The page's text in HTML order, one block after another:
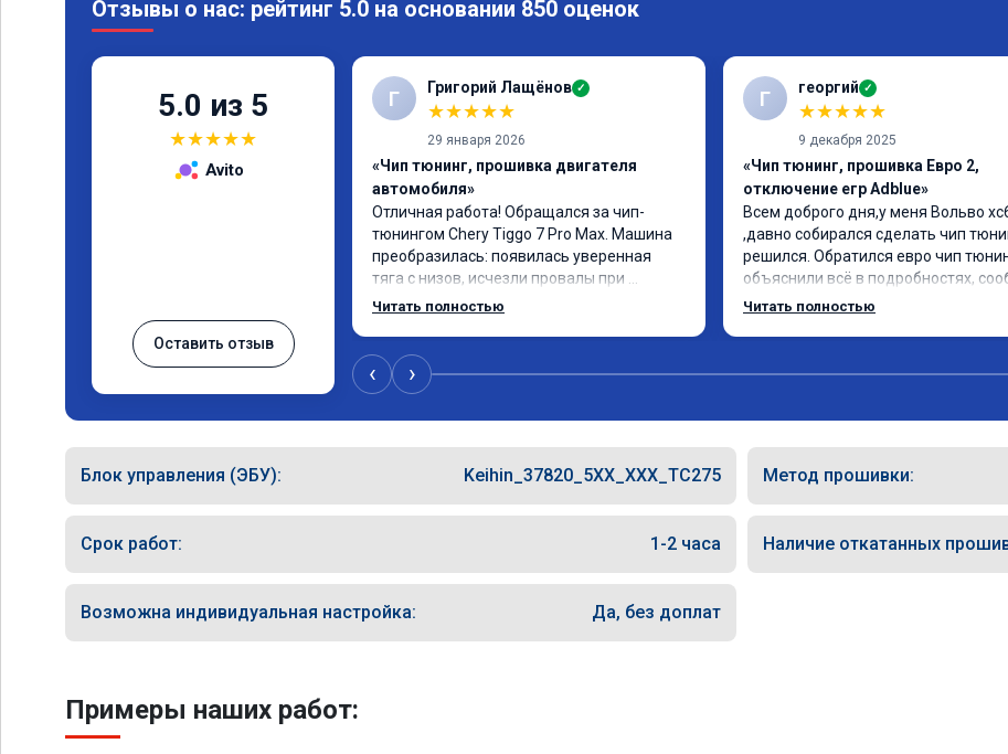
Отзывы о нас: рейтинг 5.0 на основании 850 оценок
5.0 из 5
★★★★★
Avito
Оставить отзыв
Г Григорий Лащёнов ✓
★★★★★
29 января 2026
«Чип тюнинг, прошивка двигателя
автомобиля»
Отличная работа! Обращался за чип-
тюнингом Chery Tiggo 7 Pro Max. Машина
преобразилась: появилась уверенная
тяга с низов, исчезли провалы при
разгоне. Расход в спокойном режиме
консультацией. Рекомендую всем, кто
сомневается.
Читать полностью
Г георгий ✓
★★★★★
9 декабря 2025
«Чип тюнинг, прошивка Евро 2,
отключение егр Adblue»
Всем доброго дня,у меня Вольво
,давно собирался сделать чип
решился. Обратился евро чип
объяснили всё в подробностях,
сумму записали. Приехал в
Читать полностью
‹ ›
Блок управления (ЭБУ): Keihin_37820_5XX_XXX_TC275 Метод прошивки:
Срок работ: 1-2 часа Наличие откатанных
Возможна индивидуальная настройка: Да, без доплат
Примеры наших работ: